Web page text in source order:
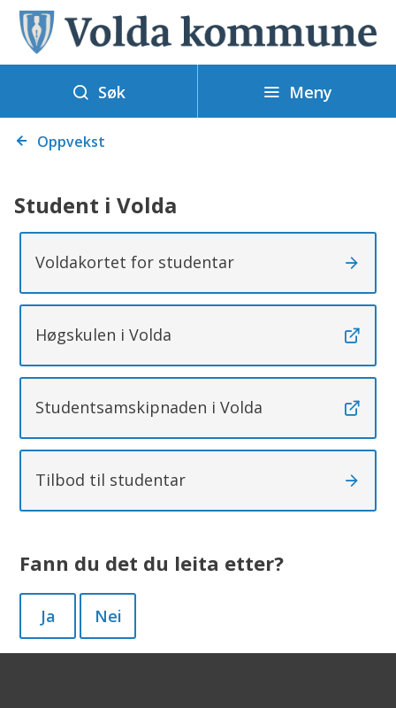
V
o
l
a
e
Søk Meny
Du Oppvekst
Student i Volda
Voldakortet for studentar
Høgskulen i Volda
Studentsamskipnaden i Volda
Tilbod til studentar
Fann du det du leita etter?
Ja Nei